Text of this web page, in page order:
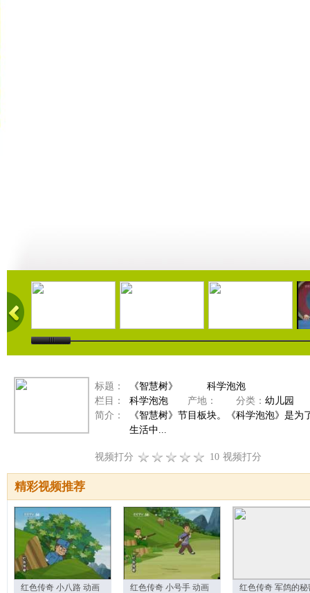
09:37 10:14 10:36
标题：
《智慧树》 科学泡泡
栏目：
科学泡泡 产地： 分类： 幼儿园
简介：
《智慧树》节目板块。《科学泡泡》是
生活中...
视频打分 10 视频打分
精彩视频推荐
红色传奇 小八路 动画
红色传奇 小号手 动画
红色传奇 军鸽的秘